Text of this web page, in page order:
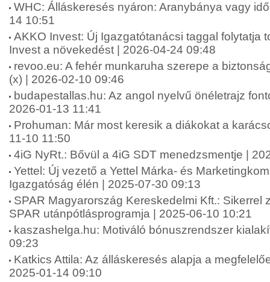
WHC: Álláskeresés nyáron: Aranybánya vagy
14 10:51
AKKO Invest: Új Igazgatótanácsi taggal folytatja
Invest a növekedést | 2026-04-24 09:48
revoo.eu: A fehér munkaruha szerepe a
(x) | 2026-02-10 09:46
budapestallas.hu: Az angol nyelvű önéletrajz
2026-01-13 11:41
Prohuman: Már most keresik a diákokat a
11-10 11:50
4iG NyRt.: Bővül a 4iG SDT menedzsmentje |
Yettel: Új vezető a Yettel Márka- és
Igazgatóság élén | 2025-07-30 09:13
SPAR Magyarország Kereskedelmi Kft.: Sikerrel
SPAR utánpótlásprogramja | 2025-06-10 10:21
kaszashelga.hu: Motiváló bónuszrendszer
09:23
Katkics Attila: Az álláskeresés alapja a
2025-01-14 09:10